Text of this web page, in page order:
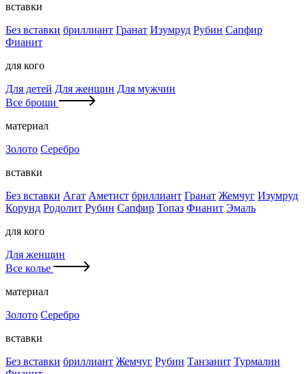
вставки
Без вставки бриллиант Гранат Изумруд Рубин Сапфир
Фианит
для кого
Для детей Для женщин Для мужчин
Все броши
материал
Золото Серебро
вставки
Без вставки Агат Аметист бриллиант Гранат Жемчуг Изумруд
Корунд Родолит Рубин Сапфир Топаз Фианит Эмаль
для кого
Для женщин
Все колье
материал
Золото Серебро
вставки
Без вставки бриллиант Жемчуг Рубин Танзанит Турмалин